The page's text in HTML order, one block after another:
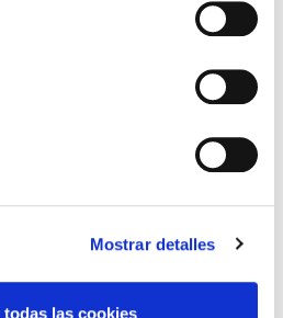
Mostrar detalles
las cookies
ACADEMIA DE MEDICINA DE GALICIA
DE MUTUAL MÉDICA SOBRE LA
DE SEGURIDAD